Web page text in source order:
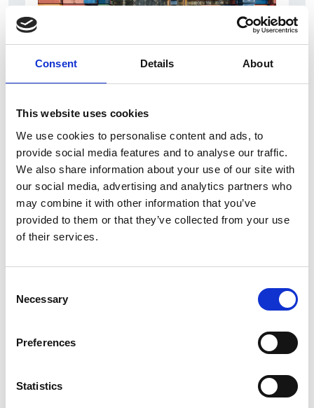
Consent Details About
This website uses cookies
We use cookies to personalise content and ads, to
provide social media features and to analyse our traffic.
We also share information about your use of our site with
our social media, advertising and analytics partners who
may combine it with other information that you’ve
provided to them or that they’ve collected from your use
of their services.
Selection
Necessary
Preferences
Statistics
6 Agosto 2026
L’interscambio Italia – Repubblica ha superato
nel primo semestre i dieci miliardi di euro
Interviste
Overview Economica
Repubblica Ceca